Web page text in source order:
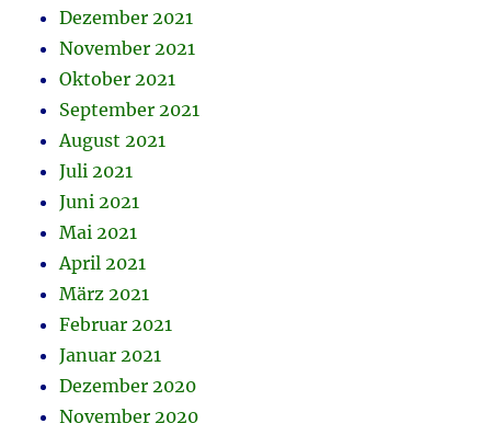
Dezember 2021
November 2021
Oktober 2021
September 2021
August 2021
Juli 2021
Juni 2021
Mai 2021
April 2021
März 2021
Februar 2021
Januar 2021
Dezember 2020
November 2020